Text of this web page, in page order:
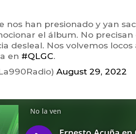
nos han presionado y yan
el álbum. No
desleal. Nos volvemos
en #QLGC.
August 29, 2022